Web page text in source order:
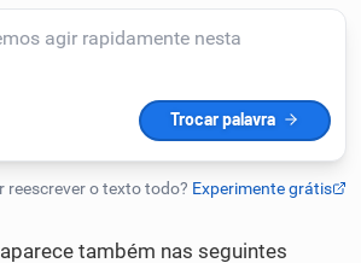
aparece também nas seguintes